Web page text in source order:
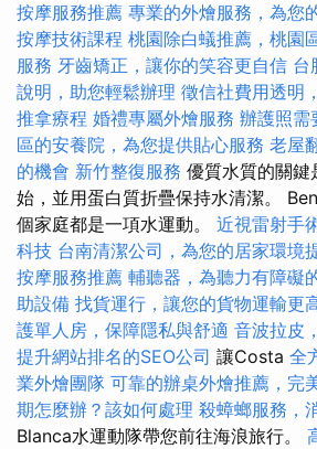
按摩服務推薦 專業的外燴服務，為您
按摩技術課程 桃園除白蟻推薦，桃園
服務 牙齒矯正，讓你的笑容更自信 台
說明，助您輕鬆辦理 徵信社費用透明
推拿療程 婚禮專屬外燴服務 辦護照需
區的安養院，為您提供貼心服務 老屋
的機會 新竹整復服務 優質水質的關鍵
始，並用蛋白質折疊保持水清潔。
個家庭都是一項水運動。 近視雷射手
科技 台南清潔公司，為您的居家環境
按摩服務推薦 輔聽器，為聽力有障礙
助設備 找貨運行，讓您的貨物運輸更
護單人房，保障隱私與舒適 音波拉皮
提升網站排名的SEO公司 讓Costa 全
業外燴團隊 可靠的辦桌外燴推薦，完
期怎麼辦？該如何處理 殺蟑螂服務，
Blanca水運動隊帶您前往海浪旅行。